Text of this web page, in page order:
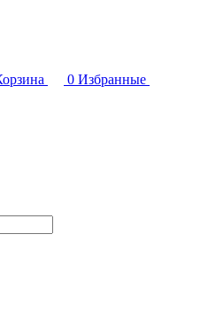
0 Избранные